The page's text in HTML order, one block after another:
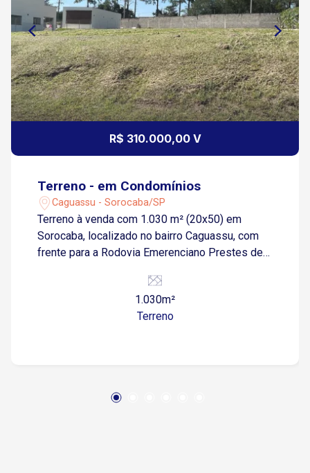
R$ 310.000,00 V
Terreno - em Condomínios
Caguassu - Sorocaba/SP
Terreno à venda com 1.030 m² (20x50) em
Sorocaba, localizado no bairro Caguassu, com
frente para a Rodovia Emerenciano Prestes de
busca investir ou construir em uma região em
constante valorização. A área conta com
topografia favorável e fácil acesso ao centro da
1.030m²
Terreno